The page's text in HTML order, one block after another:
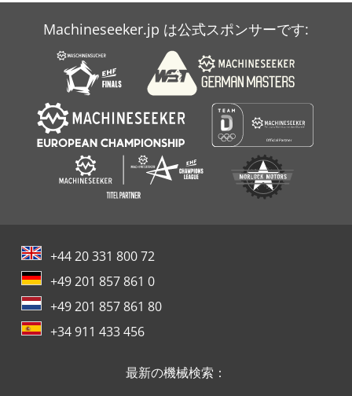
Machineseeker.jp は公式スポンサーです:
+44 20 331 800 72
+49 201 857 861 0
+49 201 857 861 80
+34 911 433 456
最新の機械検索：